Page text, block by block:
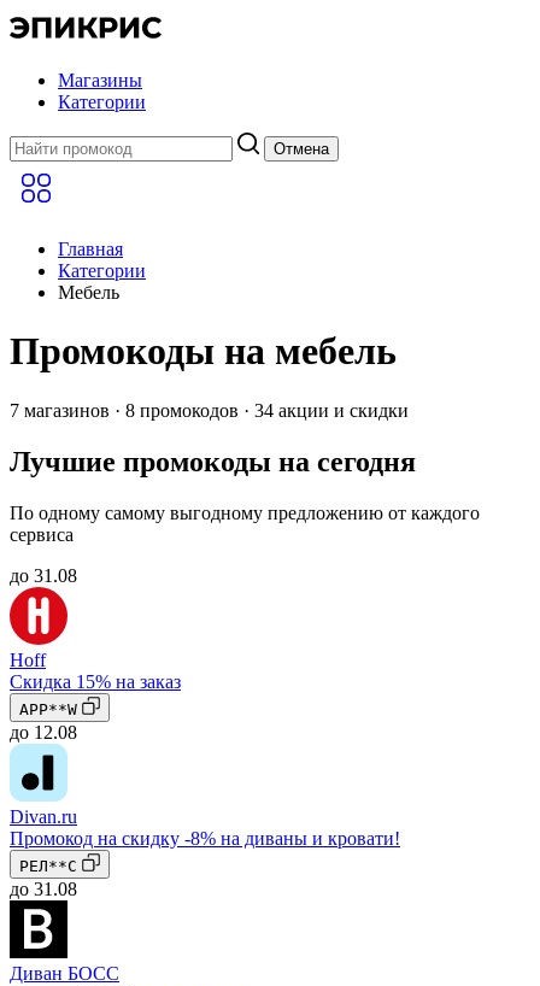
Магазины
Категории
Отмена
Главная
Категории
Мебель
Промокоды на мебель
7 магазинов · 8 промокодов · 34 акции и скидки
Лучшие промокоды на сегодня
По одному самому выгодному предложению от каждого
сервиса
до 31.08
Hoff
Скидка 15% на заказ
APP**W
до 12.08
Divan.ru
Промокод на скидку -8% на диваны и кровати!
РЕЛ**С
до 31.08
Диван БОСС